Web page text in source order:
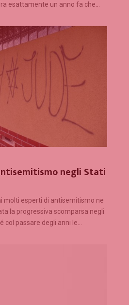
esattamente un anno fa che...
negli Stati
molti esperti di antisemitismo ne
la progressiva scomparsa negli
passare degli anni le...